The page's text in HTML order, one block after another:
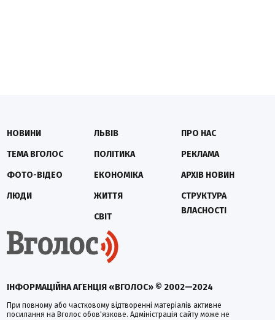
ІНФОРМАЦІЙНА АГЕНЦІЯ «ВГОЛОС» © 2002—2024
При повному або частковому відтворенні матеріалів активне
посилання на Вголос обов'язкове. Адміністрація сайту може не
НОВИНИ
ТЕМА ВГОЛОС
ФОТО-ВІДЕО
ЛЮДИ
ЛЬВІВ
ПОЛІТИКА
ЕКОНОМІКА
ЖИТТЯ
СВІТ
ПРО НАС
РЕКЛАМА
АРХІВ НОВИН
СТРУКТУРА
ВЛАСНОСТІ